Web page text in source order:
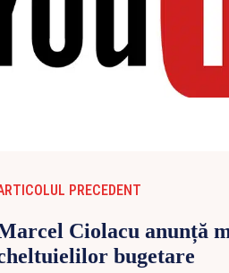
PRECEDENT
Ciolacu anunță
bugetare